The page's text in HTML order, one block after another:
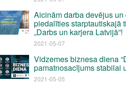
Aicinām darba devējus
piedalīties starptautiskajā
„Darbs un karjera Latvijā”!
2021-05-07
Vidzemes biznesa diena
pamatnosacījums stabilai
2021-05-05